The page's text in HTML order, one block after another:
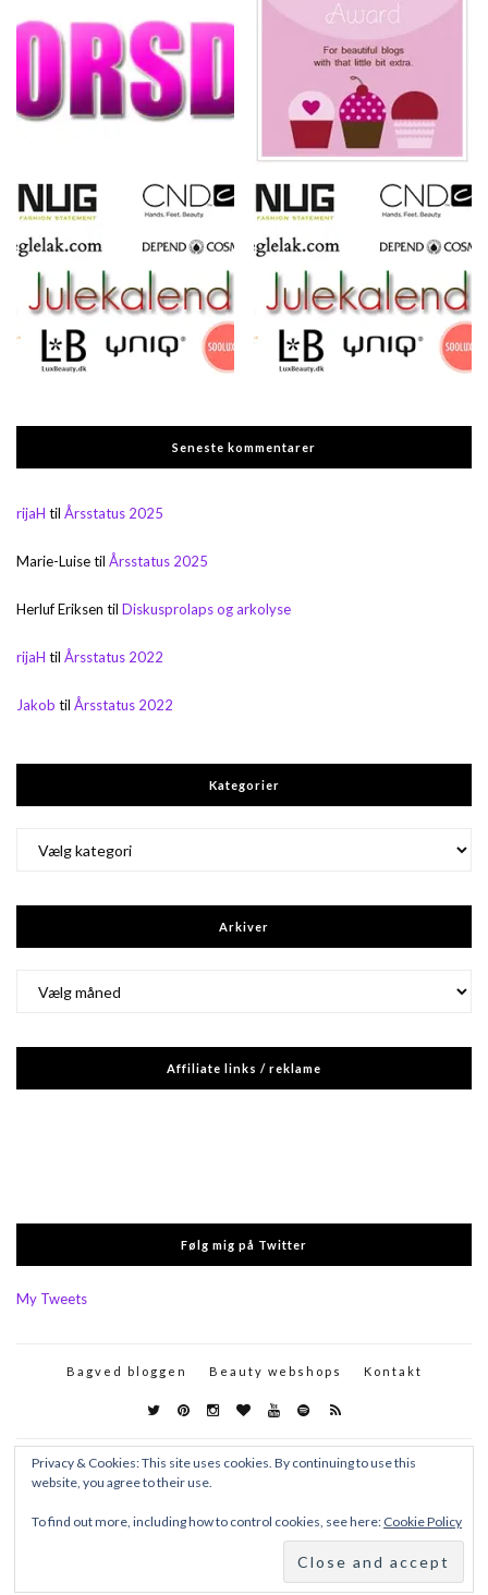
Seneste kommentarer
rijaH til Årsstatus 2025
Marie-Luisetil Årsstatus 2025
Herluf Eriksen til Diskusprolaps og arkolyse
rijaH til Årsstatus 2022
Jakob til Årsstatus 2022
Kategorier
Arkiver
Affiliate links / reklame
Følg mig på Twitter
My Tweets
Bagved bloggen Beauty webshops Kontakt
Privacy & Cookies: This site uses cookies. By continuing to use this
website, you agree to their use.
To find out more, including how to control cookies, see here: Cookie Policy